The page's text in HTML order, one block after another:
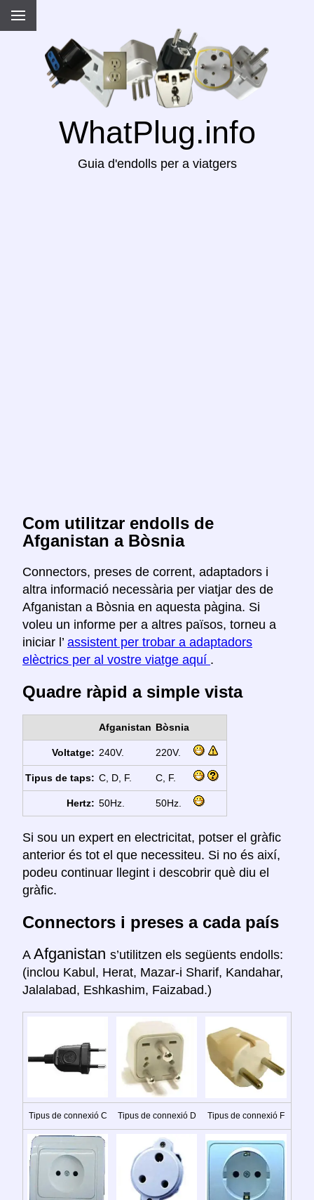
WhatPlug.info
Guia d'endolls per a viatgers
Com utilitzar endolls de
Afganistan a Bòsnia
Connectors, preses de corrent, adaptadors i
altra informació necessària per viatjar des de
Afganistan a Bòsnia en aquesta pàgina. Si
voleu un informe per a altres països, torneu a
iniciar l’ assistent per trobar a adaptadors
elèctrics per al vostre viatge aquí .
Quadre ràpid a simple vista
Afganistan Bòsnia
Voltatge: 240V. 220V.
Tipus de taps: C, D, F. C, F.
Hertz: 50Hz. 50Hz.
Si sou un expert en electricitat, potser el gràfic
anterior és tot el que necessiteu. Si no és així,
podeu continuar llegint i descobrir què diu el
gràfic.
Connectors i preses a cada país
A Afganistan s’utilitzen els següents endolls:
(inclou Kabul, Herat, Mazar-i Sharif, Kandahar,
Jalalabad, Eshkashim, Faizabad.)
Tipus de connexió C Tipus de connexió D Tipus de connexió F